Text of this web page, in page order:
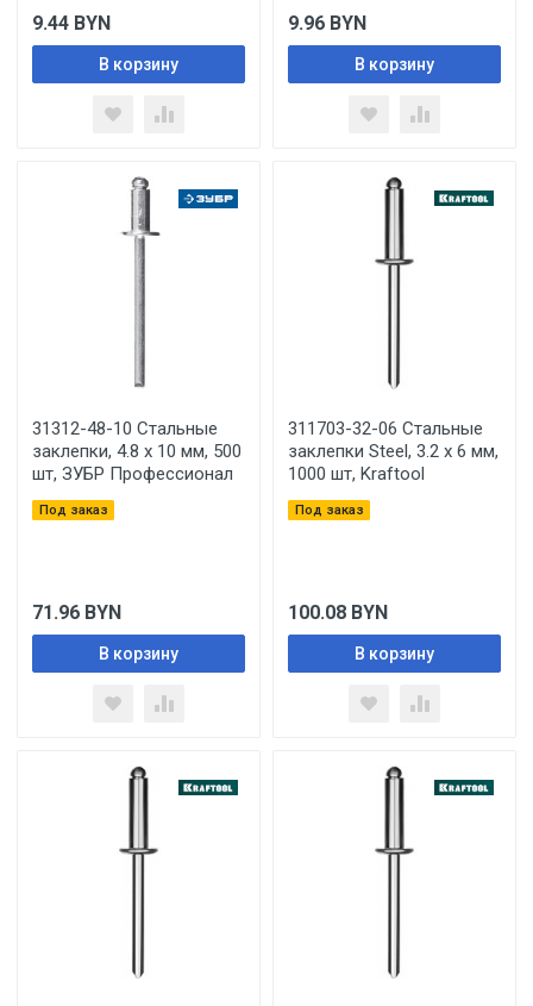
9.44 BYN
В корзину
9.96 BYN
В корзину
31312-48-10 Стальные
заклепки, 4.8 х 10 мм, 500
шт, ЗУБР Профессионал
Под заказ
71.96 BYN
В корзину
311703-32-06 Стальные
заклепки Steel, 3.2 х 6 мм,
1000 шт, Kraftool
Под заказ
100.08 BYN
В корзину